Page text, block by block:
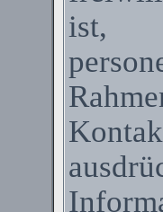
ist,